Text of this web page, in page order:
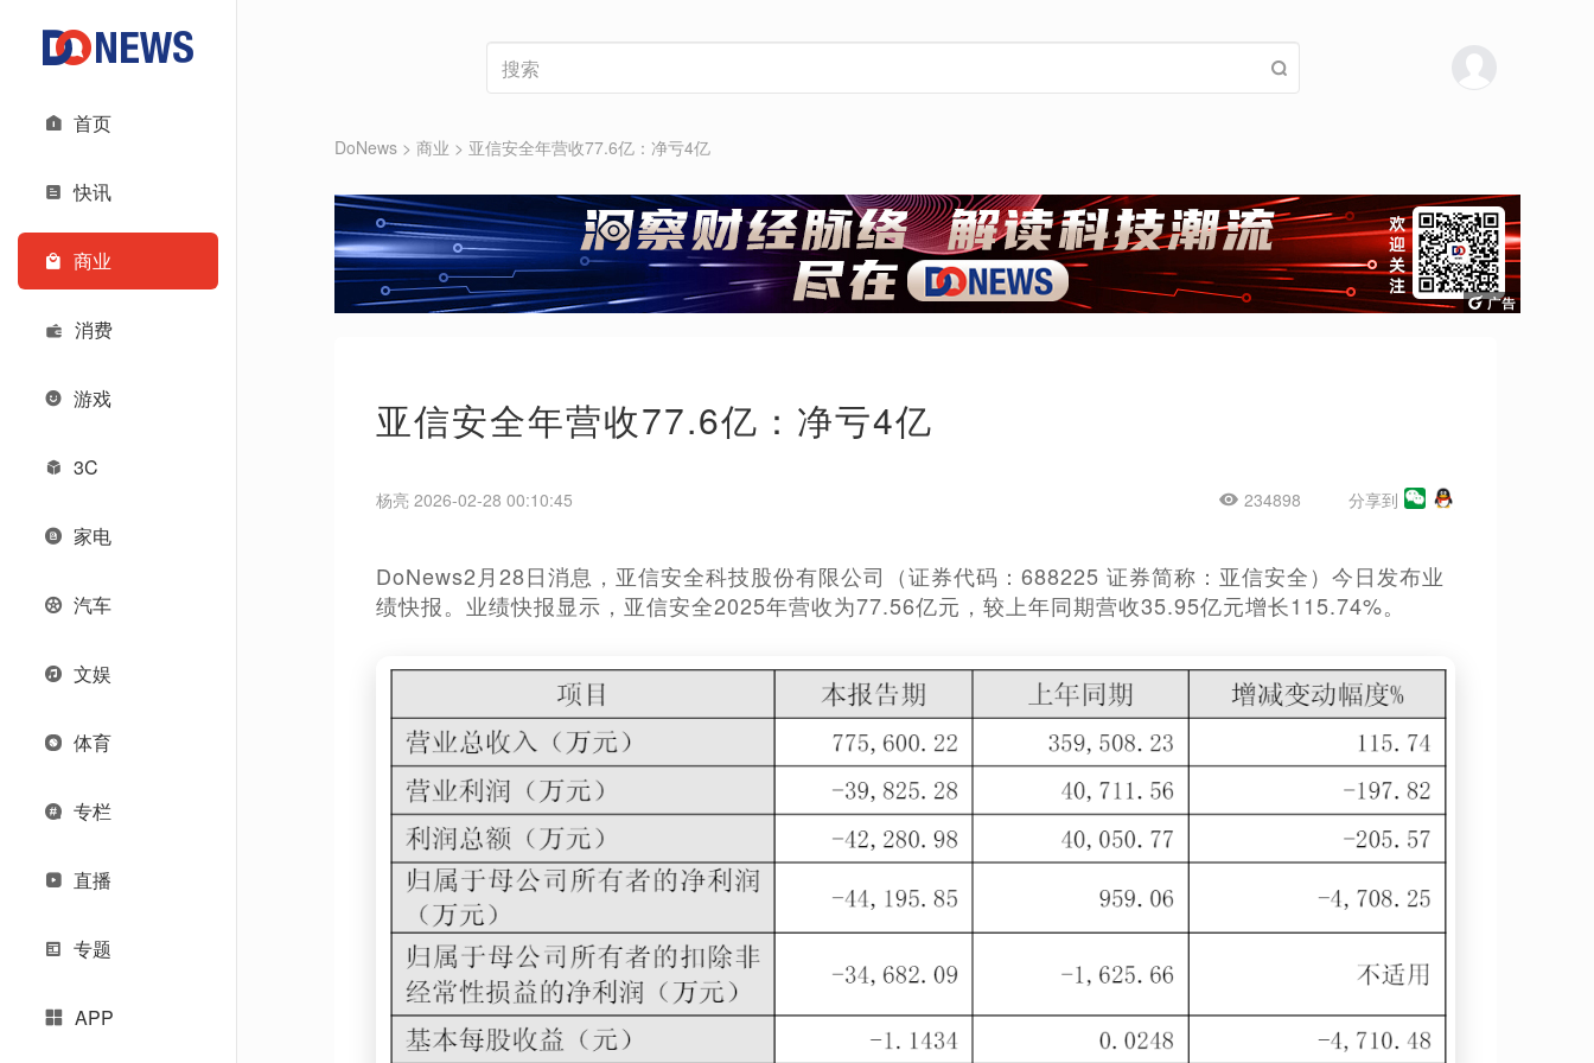
首页
快讯
商业
消费
游戏
3C
家电
汽车
文娱
体育
专栏
直播
专题
APP
DoNews > 商业 > 亚信安全年营收77.6亿：净亏4亿
亚信安全年营收77.6亿：净亏4亿
杨亮 2026-02-28 00:10:45 234898 分享到
DoNews2月28日消息，亚信安全科技股份有限公司（证券代码：688225 证券简称：亚信安全）今日发布业
绩快报。业绩快报显示，亚信安全2025年营收为77.56亿元，较上年同期营收35.95亿元增长115.74%。